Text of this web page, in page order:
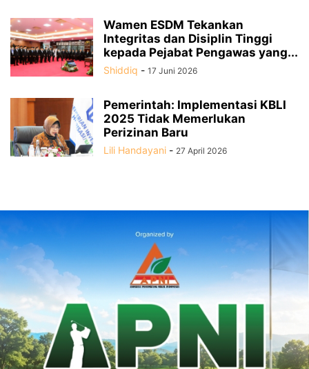
Wamen ESDM Tekankan
Integritas dan Disiplin Tinggi
kepada Pejabat Pengawas yang...
Shiddiq - 17 Juni 2026
Pemerintah: Implementasi KBLI
2025 Tidak Memerlukan
Perizinan Baru
Lili Handayani - 27 April 2026